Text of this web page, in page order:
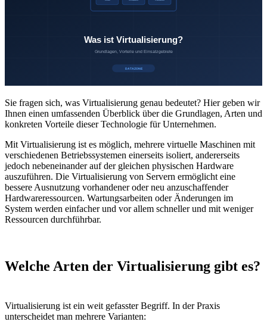
Sie fragen sich, was Virtualisierung genau bedeutet? Hier geben wir
Ihnen einen umfassenden Überblick über die Grundlagen, Arten und
konkreten Vorteile dieser Technologie für Unternehmen.
Mit Virtualisierung ist es möglich, mehrere virtuelle Maschinen mit
verschiedenen Betriebssystemen einerseits isoliert, andererseits
jedoch nebeneinander auf der gleichen physischen Hardware
auszuführen. Die Virtualisierung von Servern ermöglicht eine
bessere Ausnutzung vorhandener oder neu anzuschaffender
Hardwareressourcen. Wartungsarbeiten oder Änderungen im
System werden einfacher und vor allem schneller und mit weniger
Ressourcen durchführbar.
Welche Arten der Virtualisierung gibt es?
Virtualisierung ist ein weit gefasster Begriff. In der Praxis
unterscheidet man mehrere Varianten: